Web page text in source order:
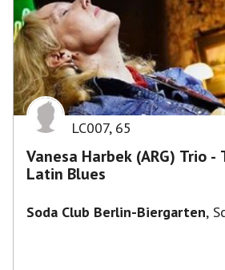
LC007, 65
Vanesa Harbek (ARG) Trio
Latin Blues
Soda Club Berlin-Biergarten,